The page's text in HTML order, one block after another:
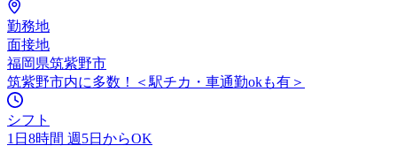
勤務地
面接地
福岡県筑紫野市
筑紫野市内に多数！＜駅チカ・車通勤okも有＞
シフト
1日8時間 週5日からOK